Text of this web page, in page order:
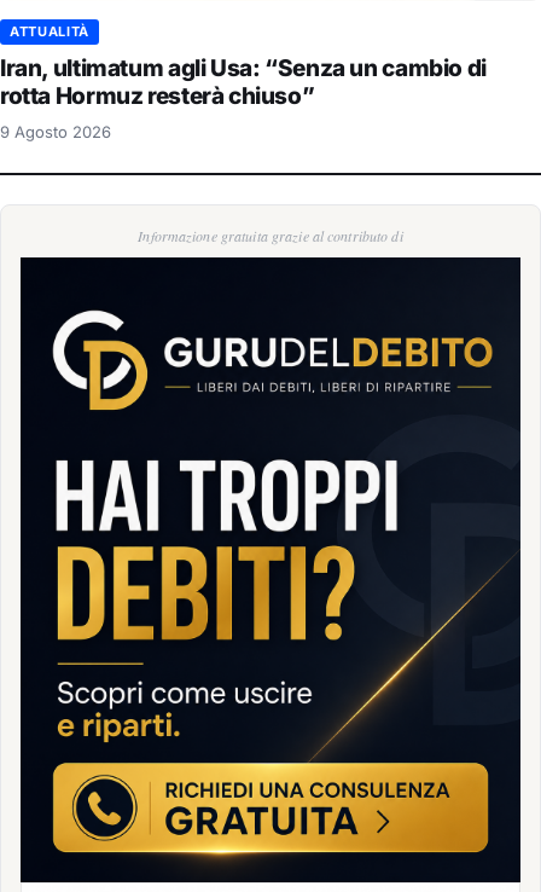
ATTUALITÀ
Iran, ultimatum agli Usa: “Senza un cambio di
rotta Hormuz resterà chiuso”
9 Agosto 2026
Informazione gratuita grazie al contributo di